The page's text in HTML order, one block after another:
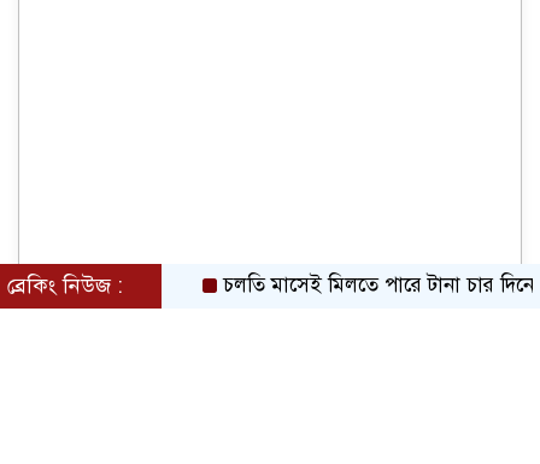
ব্রেকিং নিউজ : চলতি মাসেই মিলতে পারে টানা চার দিনের